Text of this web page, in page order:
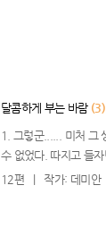
달콤하게 부는 바람 (3)
1. 그렇군...... 미처 그
수 없었다. 따지고 들
12편
작가: 데미안